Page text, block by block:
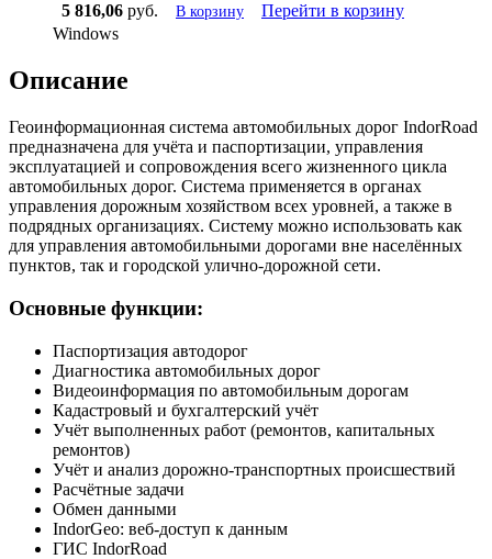
5 816,06 руб. В корзину
Перейти в корзину
Windows
Описание
Геоинформационная система автомобильных дорог IndorRoad
предназначена для учёта и паспортизации, управления
эксплуатацией и сопровождения всего жизненного цикла
автомобильных дорог. Система применяется в органах
управления дорожным хозяйством всех уровней, а также в
подрядных организациях. Систему можно использовать как
для управления автомобильными дорогами вне населённых
пунктов, так и городской улично-дорожной сети.
Основные функции:
Паспортизация автодорог
Диагностика автомобильных дорог
Видеоинформация по автомобильным дорогам
Кадастровый и бухгалтерский учёт
Учёт выполненных работ (ремонтов, капитальных
ремонтов)
Учёт и анализ дорожно-транспортных происшествий
Расчётные задачи
Обмен данными
IndorGeo: веб-доступ к данным
ГИС IndorRoad